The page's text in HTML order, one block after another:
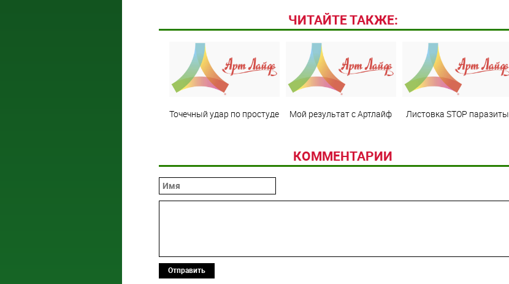
ЧИТАЙТЕ ТАКЖЕ:
Точечный удар по простуде Мой результат с Артлайф Листовка STOP паразиты
КОММЕНТАРИИ
Отправить